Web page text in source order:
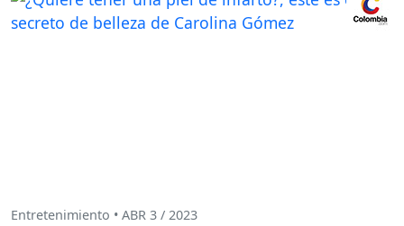
Entretenimiento • ABR 3 / 2023